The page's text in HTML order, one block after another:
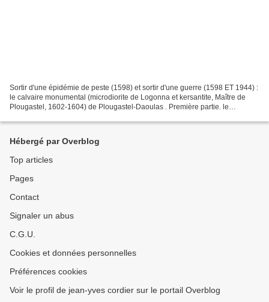
Sortir d'une épidémie de peste (1598) et sortir d'une guerre (1598 ET 1944) :
le calvaire monumental (microdiorite de Logonna et kersantite, Maître de
Plougastel, 1602-1604) de Plougastel-Daoulas . Première partie. le
Hébergé par Overblog
Top articles
Pages
Contact
Signaler un abus
C.G.U.
Cookies et données personnelles
Préférences cookies
Voir le profil de jean-yves cordier sur le portail Overblog